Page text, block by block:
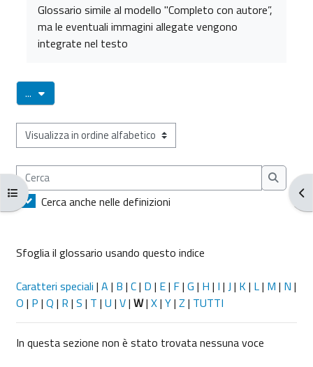
Apri indice del corso
Glossario simile al modello "Completo con autore”,
ma le eventuali immagini allegate vengono
integrate nel testo
... Esporta voci
Sfoglia il glossario usando questo indice
Cerca
Cerca
Cerca anche nelle definizioni
Sfoglia il glossario usando questo indice
Caratteri speciali | A | B | C| D | E| F| G | H | I | J | K | L| M | N |
O | P | Q | R | S | T | U | V| W| X| Y| Z | TUTTI
In questa sezione non è stato trovata nessuna voce